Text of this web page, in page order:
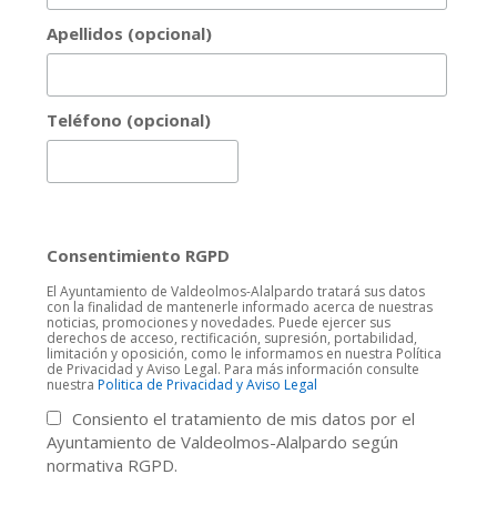
Apellidos (opcional)
Teléfono (opcional)
Consentimiento RGPD
El Ayuntamiento de Valdeolmos-Alalpardo tratará sus datos
con la finalidad de mantenerle informado acerca de nuestras
noticias, promociones y novedades. Puede ejercer sus
derechos de acceso, rectificación, supresión, portabilidad,
limitación y oposición, como le informamos en nuestra Política
de Privacidad y Aviso Legal. Para más información consulte
nuestra Politica de Privacidad y Aviso Legal
Consiento el tratamiento de mis datos por el
Ayuntamiento de Valdeolmos-Alalpardo según
normativa RGPD.